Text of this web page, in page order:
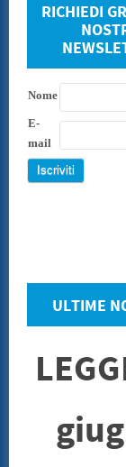
CONTATTI
RICHIEDI
Nome
E-
mail
ULTIME